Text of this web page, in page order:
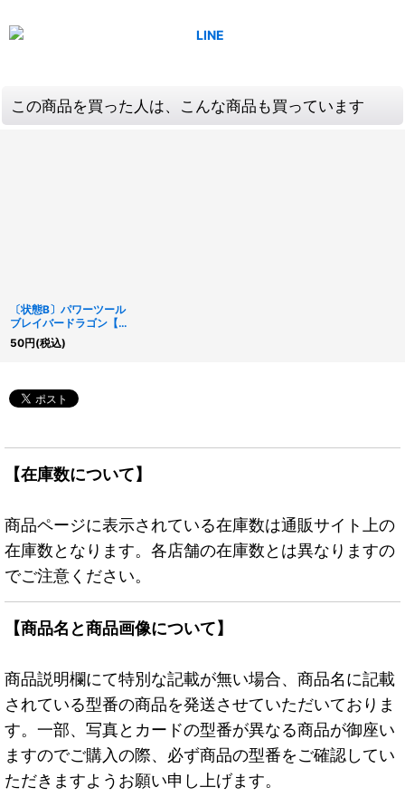
この商品を買った人は、こんな商品も買っています
〔状態B〕パワーツール
ブレイバードラゴン【シ
ークレット】{DP27-
JP005}《シンクロ》
50円(税込)
【在庫数について】
商品ページに表示されている在庫数は通販サイト上の
在庫数となります。各店舗の在庫数とは異なりますの
でご注意ください。
【商品名と商品画像について】
商品説明欄にて特別な記載が無い場合、商品名に記載
されている型番の商品を発送させていただいておりま
す。一部、写真とカードの型番が異なる商品が御座い
ますのでご購入の際、必ず商品の型番をご確認してい
ただきますようお願い申し上げます。